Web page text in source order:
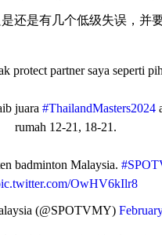
还是有几个低级失误，并
protect partner saya seperti
juara #ThailandMasters2024
rumah 12-21, 18-21.
badminton Malaysia.
OwHV6kIlr8
(@SPOTVMY)